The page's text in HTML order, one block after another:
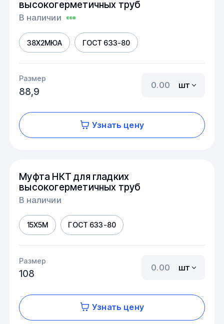
высокогерметичных труб
В наличии
38Х2МЮА ГОСТ 633-80
Размер
88,9
шт
Узнать цену
Муфта НКТ для гладких
высокогерметичных труб
В наличии
15Х5М ГОСТ 633-80
Размер
108
шт
Узнать цену